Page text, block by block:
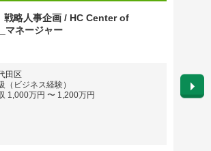
戦略人事企画 / HC Center of
マネージャー
田区
（ビジネス経験）
1,000万円 〜 1,200万円
勤務
英語
給